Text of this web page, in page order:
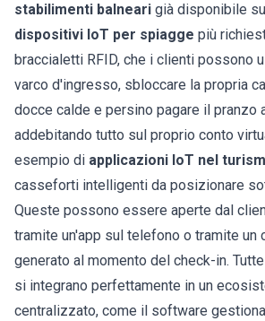
stabilimenti balneari già disponibile
dispositivi IoT per spiagge più
braccialetti RFID, che i clienti possono
varco d'ingresso, sbloccare la propria
docce calde e persino pagare il pranzo
addebitando tutto sul proprio conto
esempio di applicazioni IoT nel
casseforti intelligenti da posizionare
Queste possono essere aperte dal
tramite un'app sul telefono o tramite un
generato al momento del check-in.
si integrano perfettamente in un
centralizzato, come il software